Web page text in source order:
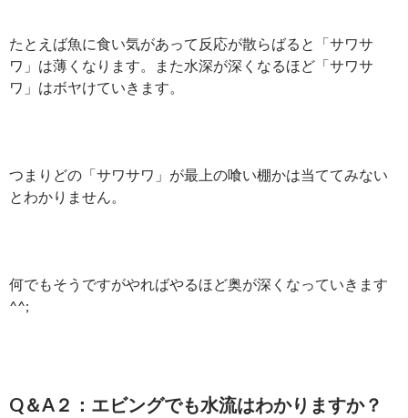
たとえば魚に食い気があって反応が散らばると「サワサ
ワ」は薄くなります。また水深が深くなるほど「サワサ
ワ」はボヤけていきます。
つまりどの「サワサワ」が最上の喰い棚かは当ててみない
とわかりません。
何でもそうですがやればやるほど奥が深くなっていきます
^^;
Q＆A２：エビングでも水流はわかりますか？